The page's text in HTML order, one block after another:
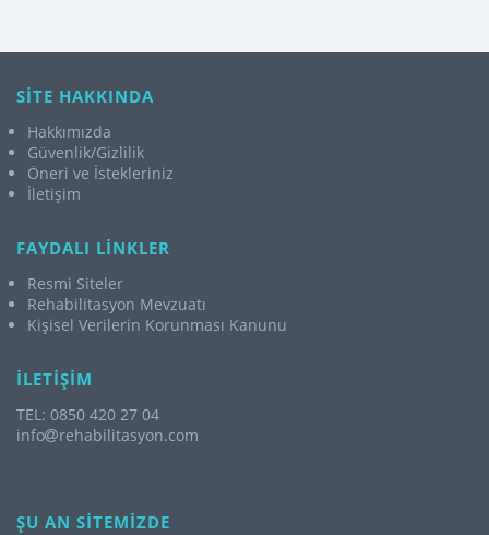
SİTE HAKKINDA
Hakkımızda
Güvenlik/Gizlilik
Öneri ve İstekleriniz
İletişim
FAYDALI LİNKLER
Resmi Siteler
Rehabilitasyon Mevzuatı
Kişisel Verilerin Korunması Kanunu
İLETİŞİM
TEL: 0850 420 27 04
info
rehabilitasyon.com
ŞU AN SİTEMİZDE